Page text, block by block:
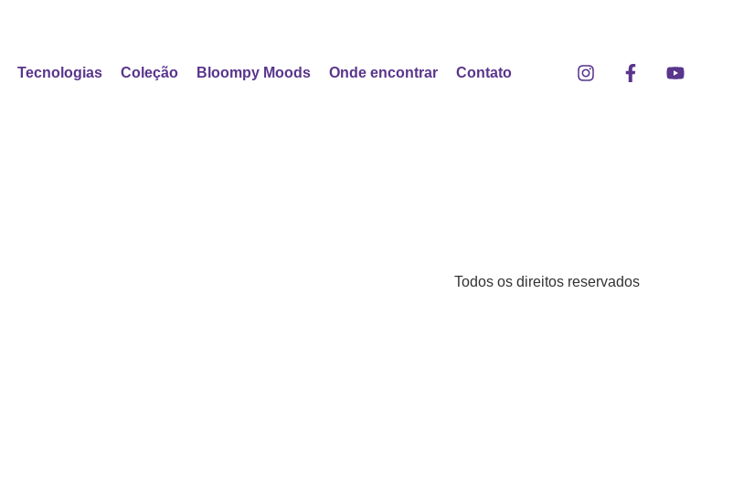
Tecnologias Coleção Bloompy Moods Onde encontrar Contato
Todos os direitos reservados